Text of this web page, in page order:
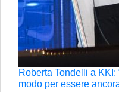
Roberta Tondelli a
modo per essere